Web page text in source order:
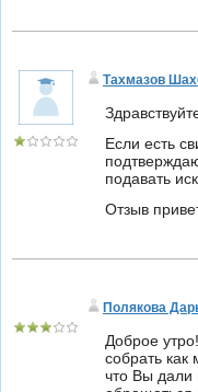
Тахмазов
Если есть
подавать
Отзыв
Полякова
Доброе
собрать как
что Вы дали